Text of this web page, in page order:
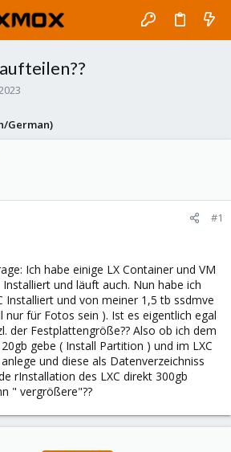
German)
#1
Ich habe einige LX Container und VM
und läuft auch. Nun habe ich
Installiert und von meiner 1,5 tb ssdmve
nur für Fotos sein ). Ist es eigentlich egal
der Festplattengröße?? Also ob ich dem
gebe ( Install Partition ) und im LXC
und diese als Datenverzeichniss
rInstallation des LXC direkt 300gb
" vergrößere"??